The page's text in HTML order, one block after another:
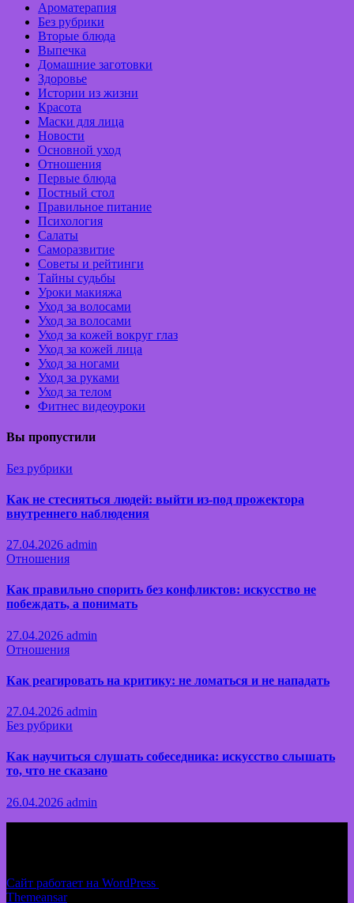
Ароматерапия
Без рубрики
Вторые блюда
Выпечка
Домашние заготовки
Здоровье
Истории из жизни
Красота
Маски для лица
Новости
Основной уход
Отношения
Первые блюда
Постный стол
Правильное питание
Психология
Салаты
Саморазвитие
Советы и рейтинги
Тайны судьбы
Уроки макияжа
Уход за волосами
Уход за волосами
Уход за кожей вокруг глаз
Уход за кожей лица
Уход за ногами
Уход за руками
Уход за телом
Фитнес видеоуроки
Вы пропустили
Без рубрики
Как не стесняться людей: выйти из-под прожектора
внутреннего наблюдения
27.04.2026 admin
Отношения
Как правильно спорить без конфликтов: искусство не
побеждать, а понимать
27.04.2026 admin
Отношения
Как реагировать на критику: не ломаться и не нападать
27.04.2026 admin
Без рубрики
Как научиться слушать собеседника: искусство слышать
то, что не сказано
26.04.2026 admin
Сайт работает на WordPress
Themeansar